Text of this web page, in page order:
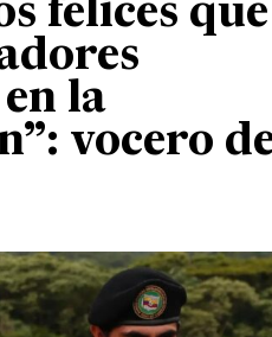
felices que
la
vocero